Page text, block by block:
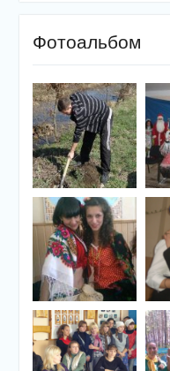
Фотоальбом